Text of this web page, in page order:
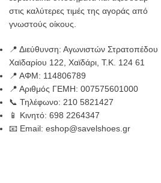
στις καλύτερες τιμές της αγοράς από
γνωστούς οίκους.
📍 Διεύθυνση: Αγωνιστών Στρατοπέδου
Χαϊδαρίου 122, Χαϊδάρι, Τ.Κ. 124 61
📍 ΑΦΜ: 114806789
📍 Αριθμός ΓΕΜΗ: 007575601000
📞 Τηλέφωνο: 210 5821427
📱 Κινητό: 698 2264347
📧 Email: eshop@savelshoes.gr